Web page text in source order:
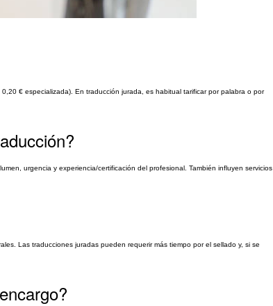
€ especializada). En traducción jurada, es habitual tarificar por palabra o por
urgencia y experiencia/certificación del profesional. También influyen servicios
Las traducciones juradas pueden requerir más tiempo por el sellado y, si se